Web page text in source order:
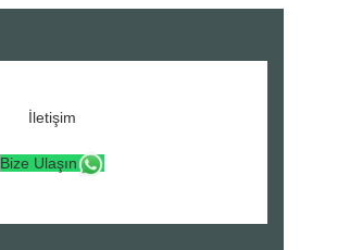
İletişim
Bize Ulaşın